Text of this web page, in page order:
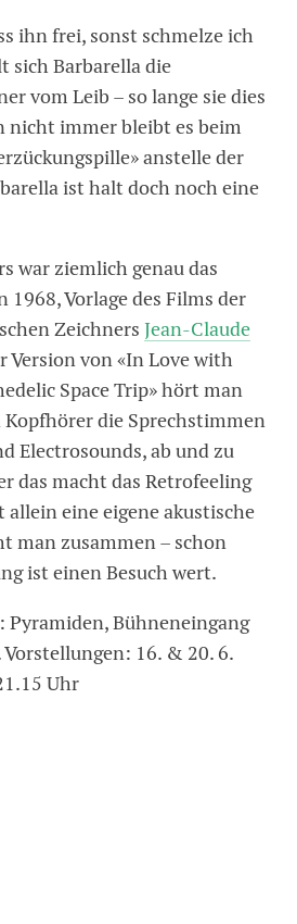
ihn frei, sonst schmelze ich
sich ­Barbarella die
vom Leib – so lange sie dies
nicht immer bleibt es beim
anstelle der
ist halt doch noch eine
war ziemlich genau das
1968, Vorlage des Films der
ZeichnersJean-Claude
­Ver­sion von «In Love with
Space Trip» hört man
Kopfhörer die Sprechstimmen
Electrosounds, ab und zu
das macht das ­Retrofeeling
allein eine eigene akustische
man zusammen – schon
ist einen Besuch wert.
Pyramiden, Bühneneingang
Vorstellungen: 16. & 20. 6.
Uhr